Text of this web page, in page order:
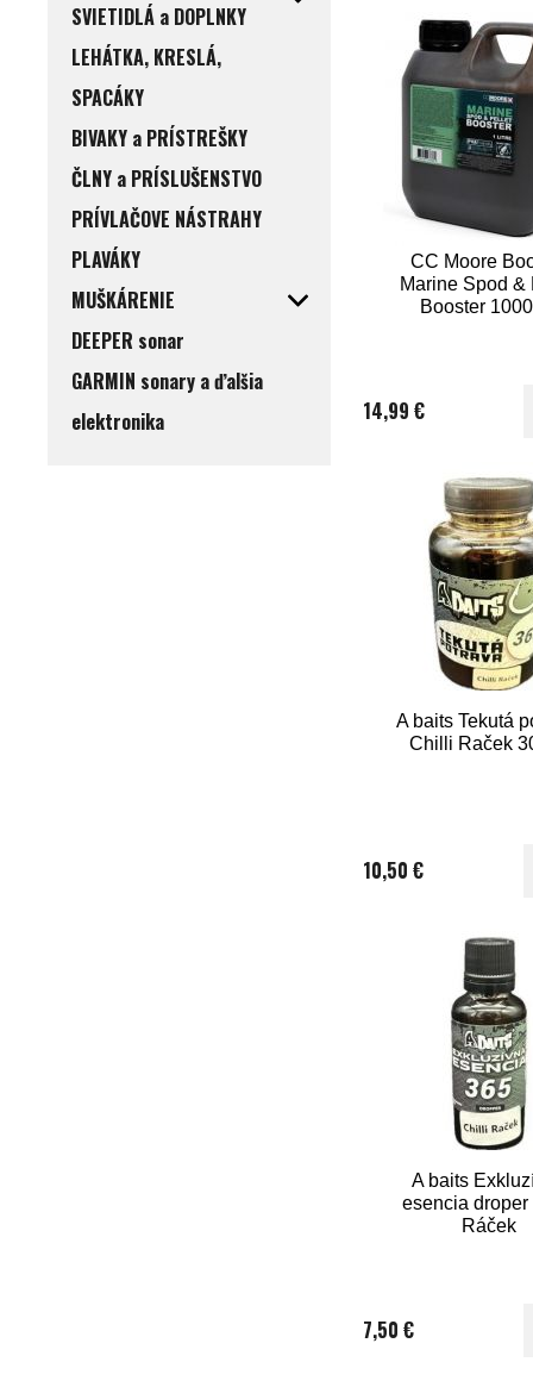
SVIETIDLÁ a DOPLNKY
LEHÁTKA, KRESLÁ,
SPACÁKY
BIVAKY a PRÍSTREŠKY
ČLNY a PRÍSLUŠENSTVO
PRÍVLAČOVE NÁSTRAHY
PLAVÁKY
MUŠKÁRENIE
DEEPER sonar
GARMIN sonary a ďalšia
elektronika
Využijete ju hlavne na
zatraktívnenie boilies
rozbehnutie miesta),
vyžadujú alebo ak chytáte
členitom dne
Zo selektívnej boilies
tak stanemagnet na
bude mať tendenciu chytať
CC Moore
Marine Spod &
Booster
14,99 €
A baits Tekutá
Chilli Raček
10,50 €
A baits
esencia
Ráček
7,50 €